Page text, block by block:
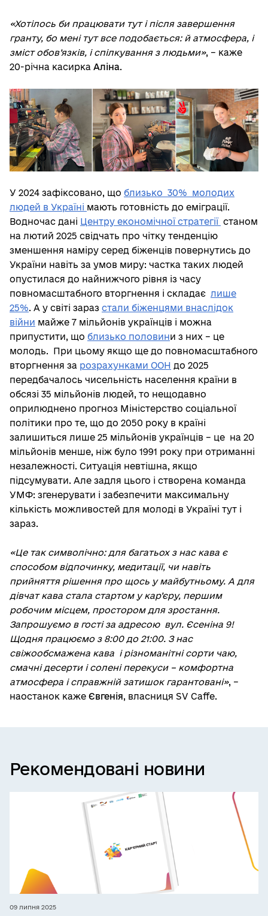
«Хотілось би працювати тут і після завершення
гранту, бо мені тут все подобається: й атмосфера, і
зміст обов’язків, і спілкування з людьми», – каже
20-річна касирка Аліна.
У 2024 зафіксовано, що близько 30% молодих
людей в Україні мають готовність до еміграції.
Водночас дані Центру економічної стратегії станом
на лютий 2025 свідчать про чітку тенденцію
зменшення наміру серед біженців повернутись до
України навіть за умов миру: частка таких людей
опустилася до найнижчого рівня із часу
повномасштабного вторгнення і складає лише
25%. А у світі зараз стали біженцями внаслідок
війни майже 7 мільйонів українців і можна
припустити, що близько половини з них – це
молодь. При цьому якщо ще до повномасштабного
вторгнення за розрахунками ООН до 2025
передбачалось чисельність населення країни в
обсязі 35 мільйонів людей, то нещодавно
оприлюднено прогноз Міністерство соціальної
політики про те, що до 2050 року в країні
залишиться лише 25 мільйонів українців – це на 20
мільйонів менше, ніж було 1991 року при отриманні
незалежності. Ситуація невтішна, якщо
підсумувати. Але задля цього і створена команда
УМФ: згенерувати і забезпечити максимальну
кількість можливостей для молоді в Україні тут і
зараз.
«Це так символічно: для багатьох з нас кава є
способом відпочинку, медитації, чи навіть
прийняття рішення про щось у майбутньому. А для
дівчат кава стала стартом у кар’єру, першим
робочим місцем, простором для зростання.
Запрошуємо в гості за адресою вул. Єсеніна 9!
Щодня працюємо з 8:00 до 21:00. З нас
свіжообсмажена кава і різноманітні сорти чаю,
смачні десерти і солені перекуси – комфортна
атмосфера і справжній затишок гарантовані», –
наостанок каже Євгенія, власниця SV Caffe.
Рекомендовані новини
09 липня 2025